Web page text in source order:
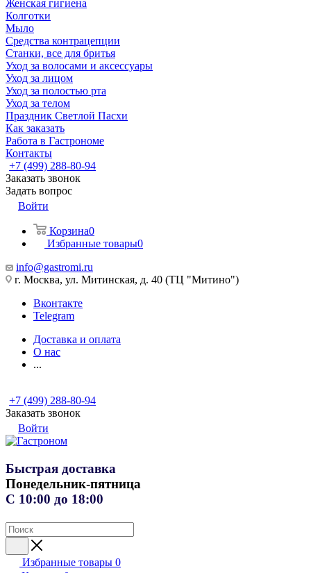
Женская гигиена
Колготки
Мыло
Средства контрацепции
Станки, все для бритья
Уход за волосами и аксессуары
Уход за лицом
Уход за полостью рта
Уход за телом
Праздник Светлой Пасхи
Как заказать
Работа в Гастрономе
Контакты
+7 (499) 288-80-94
Заказать звонок
Задать вопрос
Войти
Корзина0
Избранные товары0
info@gastromi.ru
г. Москва, ул. Митинская, д. 40 (ТЦ "Митино")
Вконтакте
Telegram
Доставка и оплата
О нас
...
+7 (499) 288-80-94
Заказать звонок
Войти
Быстрая доставка
Понедельник-пятница
С 10:00 до 18:00
Избранные товары 0